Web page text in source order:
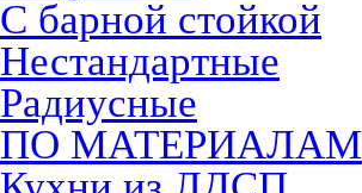
С барной стойкой
Нестандартные
Радиусные
ПО МАТЕРИАЛАМ